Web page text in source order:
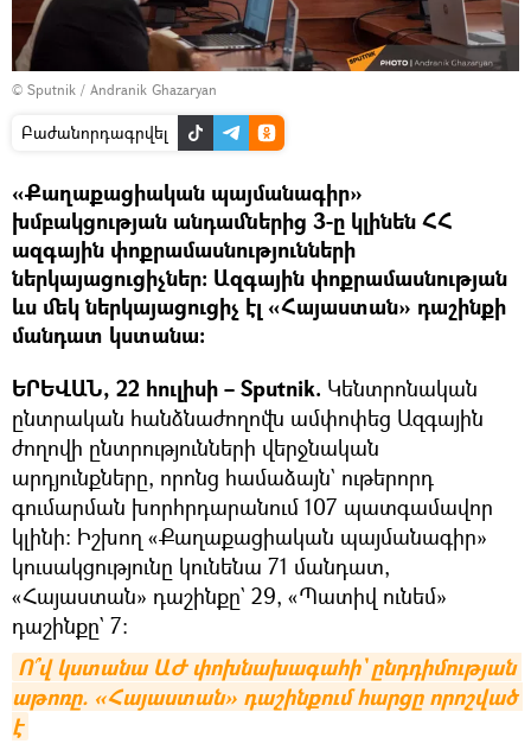
© Sputnik / Andranik Ghazaryan
Բաժանորդագրվել
«Քաղաքացիական պայմանագիր»
խմբակցության անդամներից 3-ը կլինեն ՀՀ
ազգային փոքրամասնությունների
ներկայացուցիչներ։ Ազգային փոքրամասնության
ևս մեկ ներկայացուցիչ էլ «Հայաստան» դաշինքի
մանդատ կստանա։
ԵՐԵՎԱՆ, 22 հուլիսի – Sputnik. Կենտրոնական
ընտրական հանձնաժողովն ամփոփեց Ազգային
ժողովի ընտրությունների վերջնական
արդյունքները, որոնց համաձայն` ութերորդ
գումարման խորհրդարանում 107 պատգամավոր
կլինի։ Իշխող «Քաղաքացիական պայմանագիր»
կուսակցությունը կունենա 71 մանդատ,
«Հայաստան» դաշինքը` 29, «Պատիվ ունեմ»
դաշինքը` 7։
Ո՞վ կստանա ԱԺ փոխնախագահի` ընդդիմության
աթոռը. «Հայաստան» դաշինքում հարցը որոշված
է